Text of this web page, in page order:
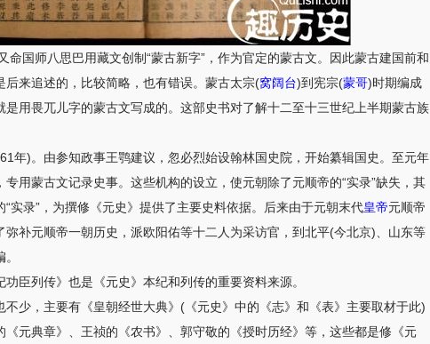
国师八思巴用藏文创制“蒙古新字”，作为官定的蒙古文。因此蒙古建国前和
后来追述的，比较简略，也有错误。蒙古太宗(窝阔台)到宪宗(蒙哥)时期编成
是用畏兀儿字的蒙古文写成的。这部史书对了解十二至十三世纪上半期蒙古族
年)。由参知政事王鹗建议，忽必烈始设翰林国史院，开始纂辑国史。至元年
专用蒙古文记录史事。这些机构的设立，使元朝除了元顺帝的“实录”缺失，其
实录”，为撰修《元史》提供了主要史料依据。后来由于元朝末代皇帝元顺帝
弥补元顺帝一朝历史，派欧阳佑等十二人为采访官，到北平(今北京)、山东等
列传》也是《元史》本纪和列传的重要资料来源。
，主要有《皇朝经世大典》(《元史》中的《志》和《表》主要取材于此)
《元典章》、王祯的《农书》、郭守敬的《授时历经》等，这些都是修《元